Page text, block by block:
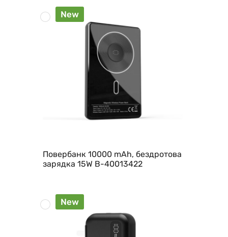
New
Повербанк 10000 mAh, бездротова
зарядка 15W B-40013422
New